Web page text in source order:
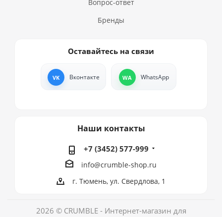
Вопрос-ответ
Бренды
Оставайтесь на связи
Вконтакте WhatsApp
Наши контакты
+7 (3452) 577-999
info@crumble-shop.ru
г. Тюмень, ул. Свердлова, 1
2026 © CRUMBLE - Интернет-магазин для